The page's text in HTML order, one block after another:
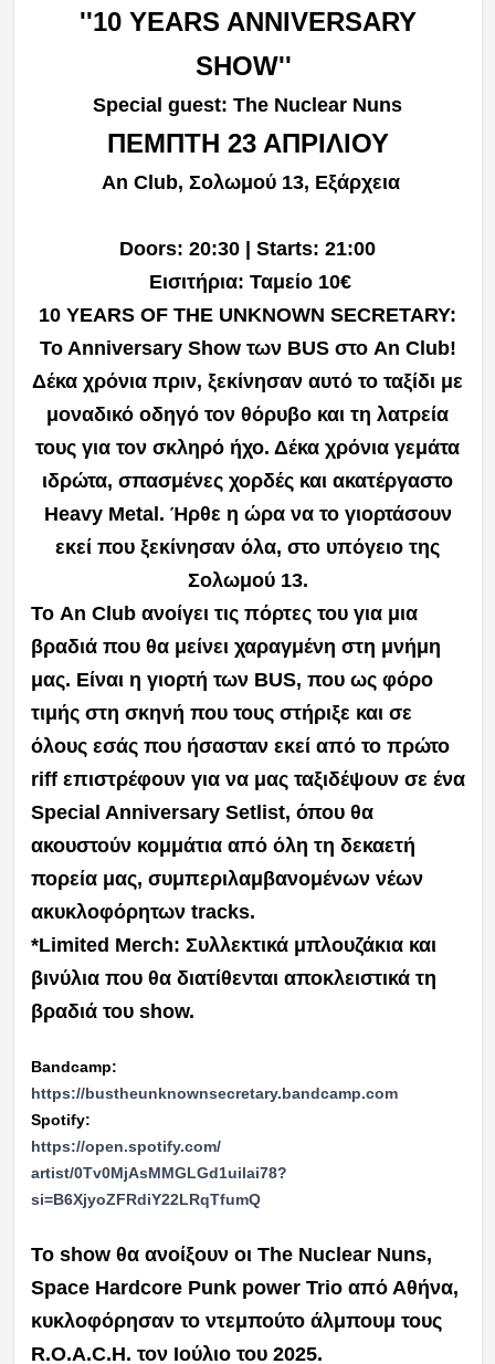
''10 YEARS ANNIVERSARY
SHOW''
Special guest: The Nuclear Nuns
ΠΕΜΠΤΗ 23 ΑΠΡΙΛΙΟΥ
An Club, Σολωμού 13, Εξάρχεια
Doors: 20:30 | Starts: 21:00
Εισιτήρια: Ταμείο 10€
10 YEARS OF THE UNKNOWN SECRETARY:
To Anniversary Show των BUS στο An Club!
Δέκα χρόνια πριν, ξεκίνησαν αυτό το ταξίδι με
μοναδικό οδηγό τον θόρυβο και τη λατρεία
τους για τον σκληρό ήχο. Δέκα χρόνια γεμάτα
ιδρώτα, σπασμένες χορδές και ακατέργαστο
Heavy Metal. Ήρθε η ώρα να το γιορτάσουν
εκεί που ξεκίνησαν όλα, στο υπόγειο της
Σολωμού 13.
Το An Club ανοίγει τις πόρτες του για μια
βραδιά που θα μείνει χαραγμένη στη μνήμη
μας. Είναι η γιορτή των BUS, που ως φόρο
τιμής στη σκηνή που τους στήριξε και σε
όλους εσάς που ήσασταν εκεί από το πρώτο
riff επιστρέφουν για να μας ταξιδέψουνσε ένα
Special Anniversary Setlist, όπου θα
ακουστούν κομμάτια από όλη τη δεκαετή
πορεία μας, συμπεριλαμβανομένων νέων
ακυκλοφόρητων tracks.
*Limited Merch: Συλλεκτικά μπλουζάκια και
βινύλια που θα διατίθενται αποκλειστικά τη
βραδιά του show.
Bandcamp:
https://bustheunknownsecretary.bandcamp.com
Spotify:
https://open.spotify.com/
artist/0Tv0MjAsMMGLGd1uilai78?
si=B6XjyoZFRdiY22LRqTfumQ
To show θα ανοίξουν οι The Nuclear Nuns,
Space Hardcore Punk power Trio από Αθήνα,
κυκλοφόρησαν το ντεμπούτο άλμπουμ τους
R.O.A.C.H. τον Ιούλιο του 2025.